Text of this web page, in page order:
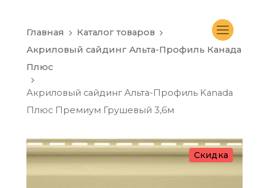
Главная
Каталог товаров
Акриловый сайдинг Альта-Профиль Канада
Плюс
Акриловый сайдинг Альта-Профиль Kanada
Плюс Премиум Грушевый 3,6м
Скидка